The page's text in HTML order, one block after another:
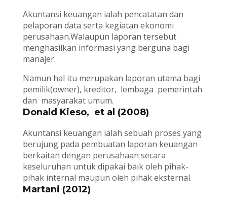
Akuntansi keuangan ialah pencatatan dan
pelaporan data serta kegiatan ekonomi
perusahaan.Walaupun laporan tersebut
menghasilkan informasi yang berguna bagi
manajer.
Namun hal itu merupakan laporan utama bagi
pemilik(owner), kreditor, lembaga pemerintah
dan masyarakat umum.
Donald Kieso, et al (2008)
Akuntansi keuangan ialah sebuah proses yang
berujung pada pembuatan laporan keuangan
berkaitan dengan perusahaan secara
keseluruhan untuk dipakai baik oleh pihak-
pihak internal maupun oleh pihak eksternal.
Martani (2012)